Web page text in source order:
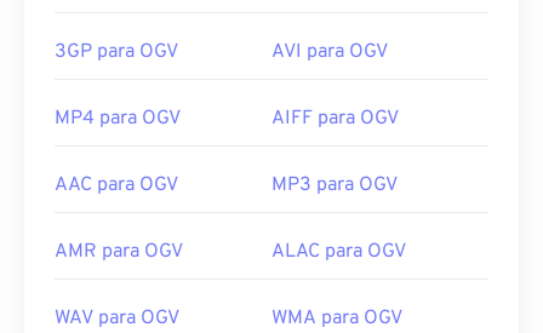
3GP para OGV AVI para OGV
MP4 para OGV AIFF para OGV
AAC para OGV MP3 para OGV
AMR para OGV ALAC para OGV
WAV para OGV WMA para OGV